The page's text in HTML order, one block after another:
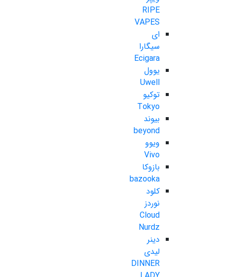
RIPE
VAPES
ای
سیگارا
Ecigara
یوول
Uwell
توکیو
Tokyo
بیوند
beyond
ویوو
Vivo
بازوکا
bazooka
کلود
نوردز
Cloud
Nurdz
دینر
لیدی
DINNER